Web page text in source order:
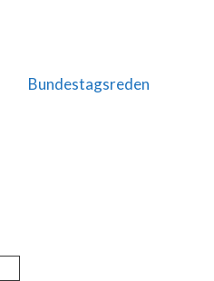
Bundestagsreden